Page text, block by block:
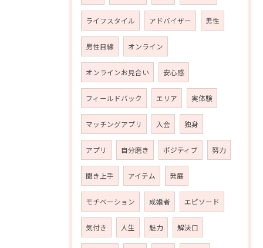
ライフスタイル アドバイザー 男性
男性目線 オンライン
オンラインお見合い 安心感
フィールドバック エリア 実体験
マッチングアプリ 入会 独身
アプリ 自分磨き ポジティブ 努力
聞き上手 アイテム 発展
モチベーション 成婚者 エピソード
気付き 人生 魅力 解決口